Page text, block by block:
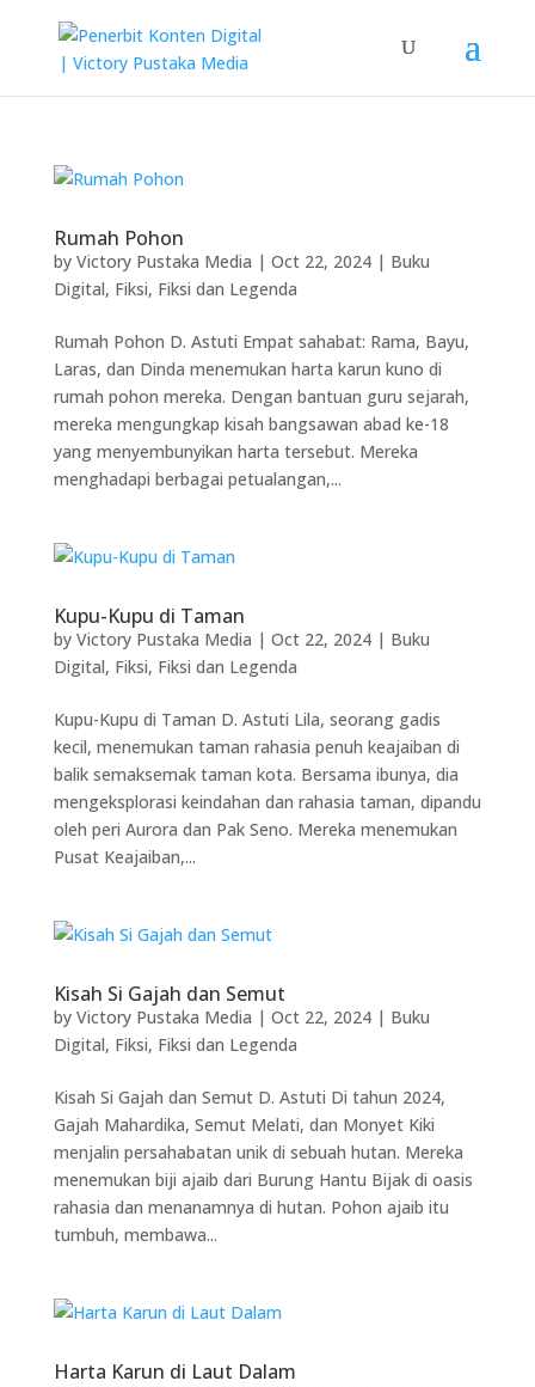
Rumah Pohon
by Victory Pustaka Media | Oct 22, 2024| Buku
Digital, Fiksi, Fiksi dan Legenda
Rumah Pohon D. Astuti Empat sahabat: Rama, Bayu,
Laras, dan Dinda menemukan harta karun kuno di
rumah pohon mereka. Dengan bantuan guru sejarah,
mereka mengungkap kisah bangsawan abad ke-18
yang menyembunyikan harta tersebut. Mereka
menghadapi berbagai petualangan,...
Kupu-Kupu di Taman
by Victory Pustaka Media | Oct 22, 2024| Buku
Digital, Fiksi, Fiksi dan Legenda
Kupu-Kupu di Taman D. Astuti Lila, seorang gadis
kecil, menemukan taman rahasia penuh keajaiban di
balik semaksemak taman kota. Bersama ibunya, dia
mengeksplorasi keindahan dan rahasia taman, dipandu
oleh peri Aurora dan Pak Seno. Mereka menemukan
Pusat Keajaiban,...
Kisah Si Gajah dan Semut
by Victory Pustaka Media | Oct 22, 2024| Buku
Digital, Fiksi, Fiksi dan Legenda
Kisah Si Gajah dan Semut D. Astuti Di tahun 2024,
Gajah Mahardika, Semut Melati, dan Monyet Kiki
menjalin persahabatan unik di sebuah hutan. Mereka
menemukan biji ajaib dari Burung Hantu Bijak di oasis
rahasia dan menanamnya di hutan. Pohon ajaib itu
tumbuh, membawa...
Harta Karun di Laut Dalam